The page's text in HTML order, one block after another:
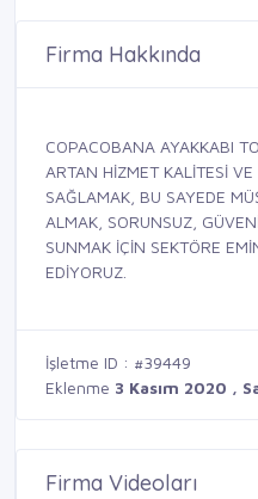
Firma Hakkında
COPACOBANA AYAKKABI
ARTAN HİZMET KALİTESİ
SAĞLAMAK, BU SAYEDE
ALMAK, SORUNSUZ,
SUNMAK İÇİN SEKTÖRE
EDİYORUZ.
İşletme ID : #39449
Eklenme 3 Kasım 2020 ,
Firma Videoları